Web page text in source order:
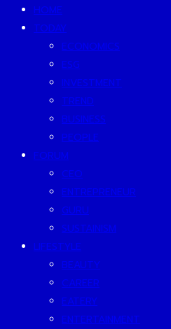
HOME
TODAY
ECONOMICS
ESG
INVESTMENT
TREND
BUSINESS
PEOPLE
FORUM
CEO
ENTREPRENEUR
GURU
SUSTAINISM
LIFESTYLE
BEAUTY
CAREER
EATERY
ENTERTAINMENT